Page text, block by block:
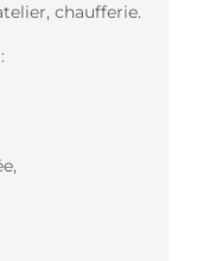
chaufferie.